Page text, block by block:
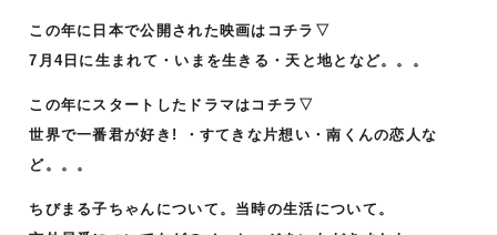
この年に日本で公開された映画はコチラ▽
7月4日に生まれて・いまを生きる・天と地となど。。。
この年にスタートしたドラマはコチラ▽
世界で一番君が好き! ・すてきな片想い・南くんの恋人な
ど。。。
ちびまる子ちゃんについて。当時の生活について。